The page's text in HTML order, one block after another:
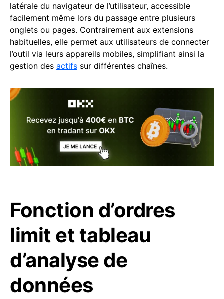
latérale du navigateur de l’utilisateur, accessible
facilement même lors du passage entre plusieurs
onglets ou pages. Contrairement aux extensions
habituelles, elle permet aux utilisateurs de connecter
l’outil via leurs appareils mobiles, simplifiant ainsi la
gestion des actifs sur différentes chaînes.
Fonction d’ordres
limit et tableau
d’analyse de
données